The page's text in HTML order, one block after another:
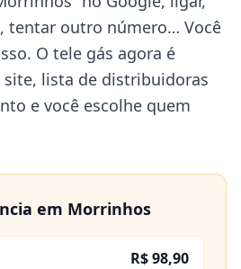
tentar outro número… Você
O tele gás agora é
lista de distribuidoras
e você escolhe quem
em Morrinhos
R$ 98,90